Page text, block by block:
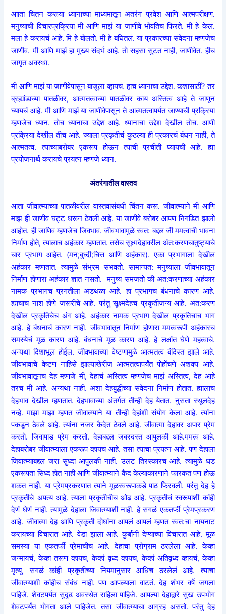
आातां चिंतन करूया ध्यानाच्या माध्यमातून अंतरंग प्रवेश आणि आत्मपरीक्षण.
मनुष्याची विचारप्रक्रिया मी आणि माझं या जाणीवे भोंवतिच फिरते. मी हे केलं.
मला हे करायचं आहे. मि हे बोलतो. मी हे बघितलं. या प्रकारच्या संवेदना म्हणजेच
जाणीव. मी आणि माझं हा मुख्य संदर्भ आहे. तो सहसा सुटत नाही, जाणीवेत. हीच
जागृत अवस्था.
मी आणि माझं या जाणीवेपासून बाजूला व्हायचं. हाच ध्यानाचा उद्देश. कशासाठीं? तर
ब्रह्मांडाच्या पातळीवर, आत्मतत्वाच्या पातळीवर काय अस्तित्व आहे ते जाणून
घ्यायचं आहे. मी आणि माझं या जाणीवेपासून ते आत्मतत्वापर्यंत जाण्याची प्रक्रिया
म्हणजेच ध्यान. तोच ध्यानाचा उद्देश आहे. ध्यानाचा उद्देश देखील तोच. आणी
प्रक्रिया देखील तीच आहे. ज्याला प्रकृतीचं कुठल्या ही प्रकारचं बंधन नाही, ते
आत्मतत्व. त्याच्याबरोबर एकरूप होऊन त्याची प्रचीती घ्यायची आहे. ह्या
प्रयोजनार्थ करायचे प्रयत्न म्हणजे ध्यान.
अंतरंगातील वास्तव
आता जीवात्म्याच्या पातळीवरील वास्तवासंबंधी चिंतन करू. जीवात्म्याने मी आणि
माझं ही जाणीव घट्ट धरून ठेवली आहे. या जाणीवे बरोबर आपण निगडित झालो
आहोत. ही जाणिव म्हणजेच जिवभाव. जीवभावामुळे स्वत: बद्दल जी ममत्वाची भावना
निर्माण होते, त्यालाच अहंकार म्हणतात. तसेच सूक्ष्मदेहावरील अंत:करणचातुष्ट्याचे
चार प्रभाग आहेत. (मन;बुध्दी;चित्त आणि अहंकार). एका प्रभागाला देखील
अहंकार म्हणतात. त्यामुळे संभ्रम संभवतो. सामान्यत: मनुष्याला जीवभावातून
निर्माण होणारा अहंकार ज्ञात नसतो. मनुष्य समजतो की अंत:करणाच्या अहंकार
नामक प्रभागच प्रगतीला अडथळा आहे. हा प्रभागच बंधनाचे कारण आहे.
ह्याचाच नाश होणे जरूरीचे आहे. परंतु सूक्ष्मदेहच प्रकृतीजन्य आहे. अंत:करण
देखील प्रकृतिचेच अंग आहे. अहंकार नामक प्रभाग देखील प्रकृतिचाच भाग
आहे. हे बंधनाचं कारण नाही. जीवभावातून निर्माण होणारा ममत्वरूपी अहंकारच
समस्येचं मूळ कारण आहे. बंधनाचे मूळ कारण आहे. हे लक्षांत घेणे महत्वाचे.
अन्यथा दिशाभूल होईल. जीवभावाच्या वेष्टणामुळे आत्मतत्व बंदिस्त झाले आहे.
जीवभावाचे वेष्टण नाहिसे झाल्याखेरीज आत्मतत्वापर्यंत पोहोंचणे अशक्य आहे.
जीवभावातूनच देह म्हणजे मी, देहाचं अस्तित्व म्हणजेच माझं अस्तित्व, देह आहे
तरच मी आहे. अन्यथा नाही. अशा देहबुद्धीच्या संवेदना निर्माण होतात. ह्यालाच
देहभाव देखील म्हणतात. देहभावाच्या अंतर्गत तीन्ही देह येतात. नुसता स्थूलदेह
नव्हे. माझा माझा म्हणत जीवात्म्याने या तीन्ही देहांशी संयोग केला आहे. त्यांना
पकडून ठेवले आहे. त्यांना नजर कैदेत ठेवले आहे. जीवात्मा देहावर अपार प्रेम
करतो. जिवापाड प्रेम करतो. देहाबद्दल जबरदस्त आपुलकी आहे.ममत्व आहे.
देहाबरोबर जीवात्म्याला एकरूप व्हायचं आहे. तसा त्याचा प्रयत्न आहे. पण देहाला
जिवात्म्याबद्दल जरा सुध्दा आपुलकी नाही. उलट तिरस्कारच आहे. त्यामुळे धड
एकरूपता सिध्द होत नाही आणि जीवात्म्याने कैद केल्याकारणाने फारकत पण होऊ
शकत नाही. या प्रेमप्रकरणात त्याने मूळस्वरूपाकडे पाठ फिरवली. परंतु देह हे
प्रकृतीचे अपत्य आहे. त्याला प्रकृतीचीच ओढ आहे. प्रकृतीचं स्वरूपाशी कांही
देणं घेणं नाही. त्यामुळे देहाला जिवात्म्याशी नाही. हे सगळं एकतर्फी प्रेमप्रकरण
आहे. जीवात्मा देह आणि प्रकृती दोघांना आपलं आपलं म्हणत स्वत:चा नायनाट
करायच्या विचारात आहे. वेडा झाला आहे. कुर्बानी देण्याच्या विचारांत आहे. मूळ
समस्या या एकतर्फी प्रेमाचीच आहे. देहाचा प्रोग्राम ठरलेला आहे. केव्हां
जन्मायचं, केव्हां तरूण व्हायचं, केव्हां वृध्द व्हायचं, केव्हां अतिवृध्द व्हायचं, केव्हां
मृत्यू, सगळं कांही प्रकृतीच्या नियमानुसार आधिच ठरलेलं आहे. त्याचा
जीवात्म्याशी कांहीच संबंध नाही. पण आपल्याला वाटतं. देह शंभर वर्षे जगला
पाहिजे. शेवटपर्यंत सुदृढ अवस्थेत राहिला पाहिजे. आपल्या देहाद्वारे सुख उपभोग
शेवटपर्यंत भोगता आले पाहिजेत. तसा जीवात्म्याचा आग्रह असतो. परंतु देह